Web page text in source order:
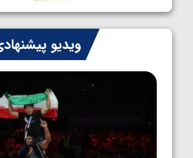
1405/05/08
کشتی فرنگی نوجوانان جهان؛
سوم برای ایران
1405/05/07
ویدیو